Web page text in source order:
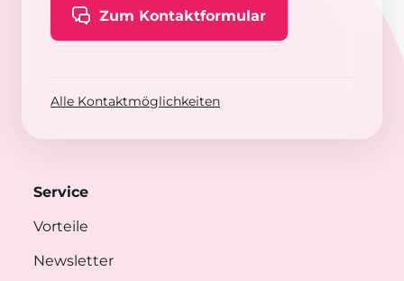
Zum Kontaktformular
Alle Kontaktmöglichkeiten
Service
Vorteile
Newsletter